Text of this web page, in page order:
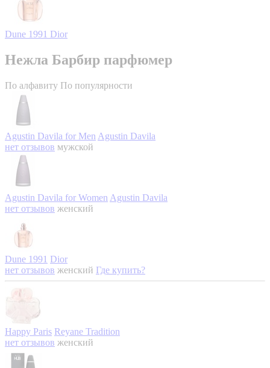
Dune 1991 Dior
Нежла Барбир парфюмер
По алфавиту По популярности
Agustin Davila for Men Agustin Davila
нет отзывов мужской
Agustin Davila for Women Agustin Davila
нет отзывов женский
Dune 1991 Dior
нет отзывов женский Где купить?
Happy Paris Reyane Tradition
нет отзывов женский